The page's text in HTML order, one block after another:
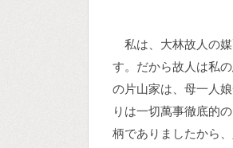
私は、大林故人の
す。だから故人は私
の片山家は、母一人
りは一切萬事徹底的
柄でありましたから